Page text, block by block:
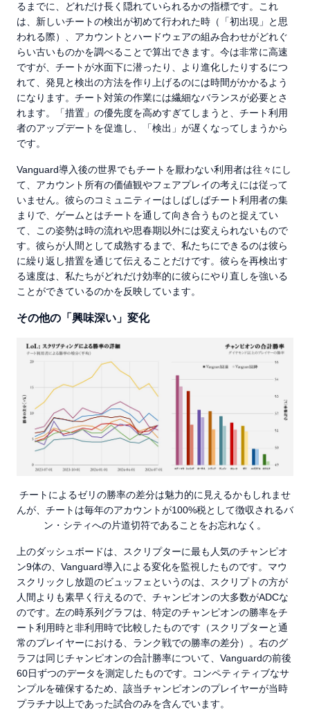
るまでに、どれだけ長く隠れていられるかの指標です。これ
は、新しいチートの検出が初めて行われた時（「初出現」と思
われる際）、アカウントとハードウェアの組み合わせがどれぐ
らい古いものかを調べることで算出できます。今は非常に高速
ですが、チートが水面下に潜ったり、より進化したりするにつ
れて、発見と検出の方法を作り上げるのには時間がかかるよう
になります。チート対策の作業には繊細なバランスが必要とさ
れます。「措置」の優先度を高めすぎてしまうと、チート利用
者のアップデートを促進し、「検出」が遅くなってしまうから
です。
Vanguard導入後の世界でもチートを厭わない利用者は往々にし
て、アカウント所有の価値観やフェアプレイの考えには従って
いません。彼らのコミュニティーはしばしばチート利用者の集
まりで、ゲームとはチートを通して向き合うものと捉えてい
て、この姿勢は時の流れや思春期以外には変えられないもので
す。彼らが人間として成熟するまで、私たちにできるのは彼ら
に繰り返し措置を通じて伝えることだけです。彼らを再検出す
る速度は、私たちがどれだけ効率的に彼らにやり直しを強いる
ことができているのかを反映しています。
その他の「興味深い」変化
チートによるゼリの勝率の差分は魅力的に見えるかもしれませ
んが、チートは毎年のアカウントが100%税として徴収されるバ
ン・シティへの片道切符であることをお忘れなく。
上のダッシュボードは、スクリプターに最も人気のチャンピオ
ン9体の、Vanguard導入による変化を監視したものです。マウ
スクリックし放題のビュッフェというのは、スクリプトの方が
人間よりも素早く行えるので、チャンピオンの大多数がADCな
のです。左の時系列グラフは、特定のチャンピオンの勝率をチ
ート利用時と非利用時で比較したものです（スクリプターと通
常のプレイヤーにおける、ランク戦での勝率の差分）。右のグ
ラフは同じチャンピオンの合計勝率について、Vanguardの前後
60日ずつのデータを測定したものです。コンペティティブなサ
ンプルを確保するため、該当チャンピオンのプレイヤーが当時
プラチナ以上であった試合のみを含んでいます。